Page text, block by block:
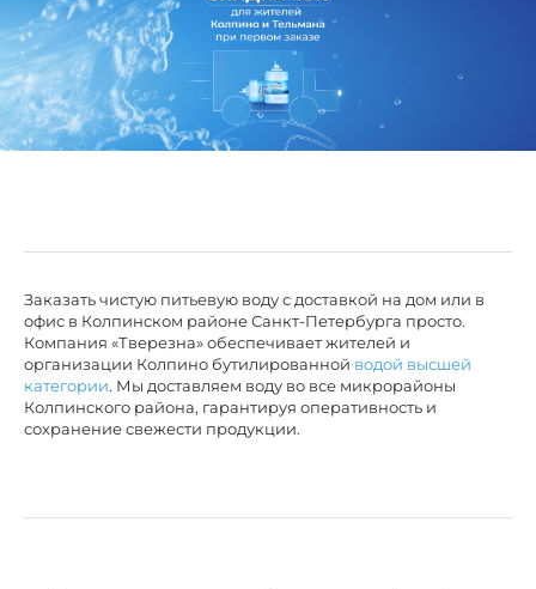
Заказать чистую питьевую воду с доставкой на дом или в
офис в Колпинском районе Санкт-Петербурга просто.
Компания «Тверезна» обеспечивает жителей и
организации Колпино бутилированной водой высшей
категории. Мы доставляем воду во все микрорайоны
Колпинского района, гарантируя оперативность и
сохранение свежести продукции.